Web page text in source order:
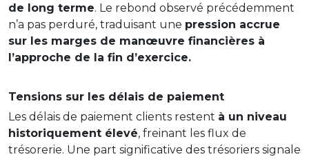
de long terme. Le rebond observé précédemment
n’a pas perduré, traduisant une pression accrue
sur les marges de manœuvre financières à
l’approche de la fin d’exercice.
Tensions sur les délais de paiement
Les délais de paiement clients restent à un niveau
historiquement élevé, freinant les flux de
trésorerie. Une part significative des trésoriers signale